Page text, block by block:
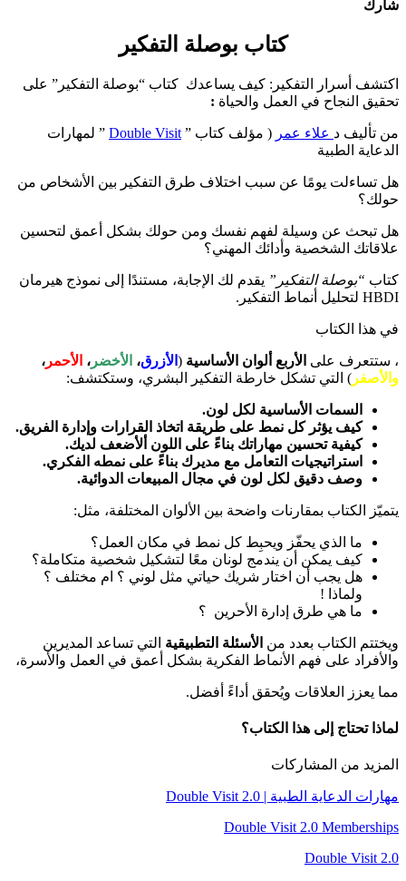
شارك
كتاب بوصلة التفكير
اكتشف أسرار التفكير: كيف يساعدك كتاب “بوصلة التفكير” على
تحقيق النجاح في العمل والحياة :
من تأليف د علاء عمر ( مؤلف كتاب ” Double Visit ” لمهارات
الدعاية الطبية
هل تساءلت يومًا عن سبب اختلاف طرق التفكير بين الأشخاص من
حولك؟
هل تبحث عن وسيلة لفهم نفسك ومن حولك بشكل أعمق لتحسين
علاقاتك الشخصية وأدائك المهني؟
كتاب “بوصلة التفكير” يقدم لك الإجابة، مستندًا إلى نموذج هيرمان
HBDI لتحليل أنماط التفكير.
في هذا الكتاب
، ستتعرف على الأربع ألوان الأساسية ( الأزرق، الأخضر ، الأحمر ،
والأصفر ) التي تشكل خارطة التفكير البشري، وستكتشف:
السمات الأساسية لكل لون.
كيف يؤثر كل نمط على طريقة اتخاذ القرارات وإدارة الفريق.
كيفية تحسين مهاراتك بناءً على اللون ألأضعف لديك.
استراتيجيات التعامل مع مديرك بناءً على نمطه الفكري.
وصف دقيق لكل لون في مجال المبيعات الدوائية.
يتميّز الكتاب بمقارنات واضحة بين الألوان المختلفة، مثل:
ما الذي يحفّز ويحبِط كل نمط في مكان العمل؟
كيف يمكن أن يندمج لونان معًا لتشكيل شخصية متكاملة؟
هل يجب أن اختار شريك حياتي مثل لوني ؟ ام مختلف ؟
ولماذا !
ما هي طرق إدارة الأحرين ؟
ويختتم الكتاب بعدد من الأسئلة التطبيقية التي تساعد المديرين
والأفراد على فهم الأنماط الفكرية بشكل أعمق في العمل والأسرة،
مما يعزز العلاقات ويُحقق أداءً أفضل.
لماذا تحتاج إلى هذا الكتاب؟
المزيد من المشاركات
مهارات الدعاية الطبية | Double Visit 2.0
Double Visit 2.0 Memberships
Double Visit 2.0